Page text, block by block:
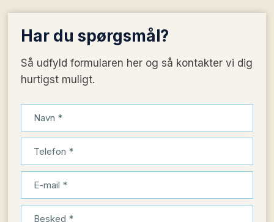
Har du spørgsmål?
Så udfyld formularen her og så kontakter vi dig
hurtigst muligt.